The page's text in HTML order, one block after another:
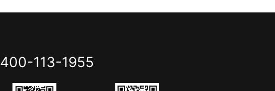
400-113-1955